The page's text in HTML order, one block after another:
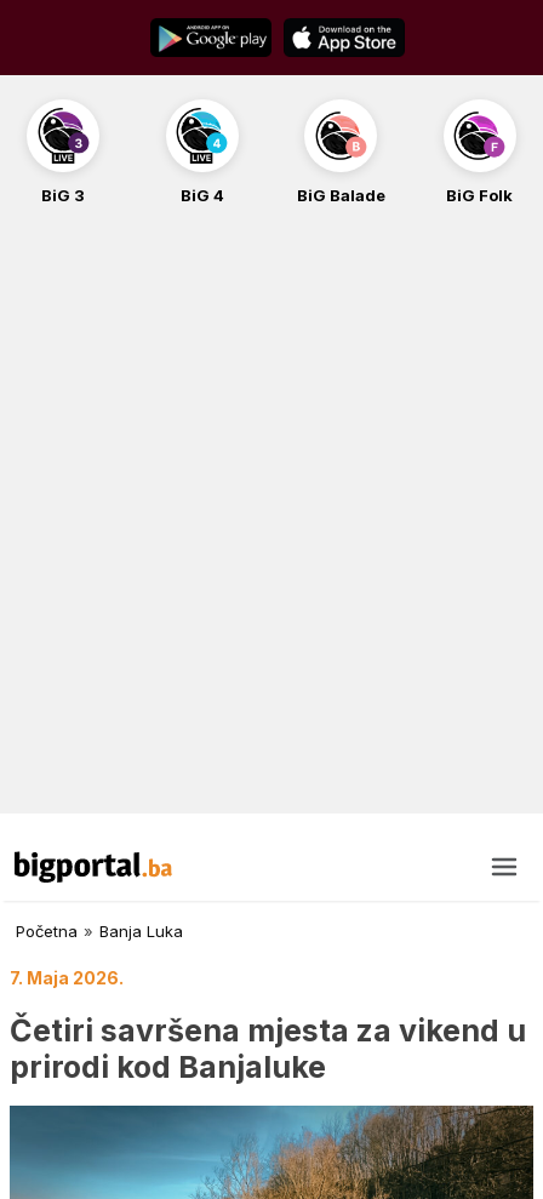
content
BiG 4 BiG Balade BiG Folk BiG iG
Početna » Banja Luka
7. Maja 2026.
Četiri savršena mjesta za vikend u
prirodi kod Banjaluke